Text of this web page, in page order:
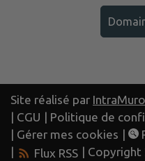
Site réalisé par
CGU
Politique de
Gérer mes cookies
Flux RSS |